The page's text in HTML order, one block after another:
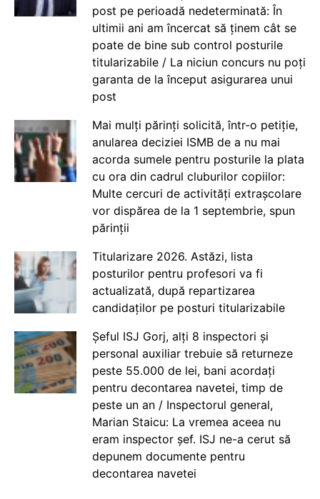
post pe perioadă nedeterminată: În
ultimii ani am încercat să ținem cât se
poate de bine sub control posturile
titularizabile / La niciun concurs nu poți
garanta de la început asigurarea unui
post
Mai mulți părinți solicită, într-o petiție,
anularea deciziei ISMB de a nu mai
acorda sumele pentru posturile la plata
cu ora din cadrul cluburilor copiilor:
Multe cercuri de activități extrașcolare
vor dispărea de la 1 septembrie, spun
părinții
Titularizare 2026. Astăzi, lista
posturilor pentru profesori va fi
actualizată, după repartizarea
candidaților pe posturi titularizabile
Șeful ISJ Gorj, alți 8 inspectori și
personal auxiliar trebuie să returneze
peste 55.000 de lei, bani acordați
pentru decontarea navetei, timp de
peste un an / Inspectorul general,
Marian Staicu: La vremea aceea nu
eram inspector șef. ISJ ne-a cerut să
depunem documente pentru
decontarea navetei